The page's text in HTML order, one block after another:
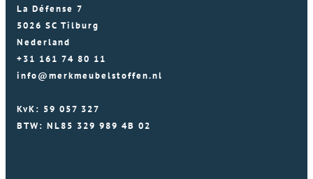
La Défense 7
5026 SC Tilburg
Nederland
+31 161 74 80 11
info@merkmeubelstoffen.nl
KvK: 59 057 327
BTW: NL85 329 989 4B 02